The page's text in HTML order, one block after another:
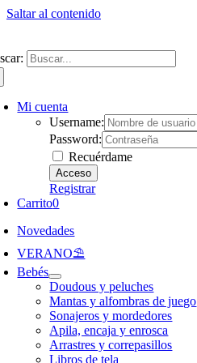
Saltar al contenido
Mi cuenta
Username:
Password:
Recuérdame
Registrar
Carrito0
Novedades
VERANO⛱️​
Bebés
Doudous y peluches
Mantas y alfombras de juego
Sonajeros y mordedores
Apila, encaja y enrosca
Arrastres y correpasillos
Libros de tela